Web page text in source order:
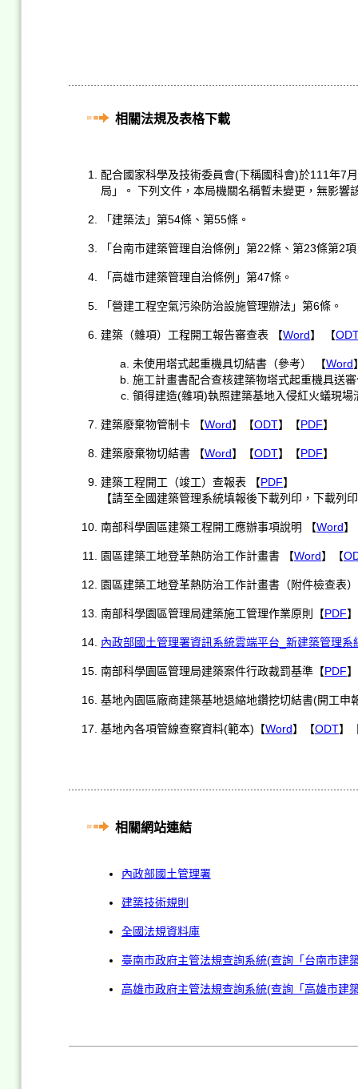
相關法規及表格下載
配合國家科學及技術委員會(下稱國科會)於111年7
局」。 下列文件，本局機關名稱暫未變更，無影響
「建築法」第54條、第55條。
「台南市建築管理自治條例」第22條、第23條第2
「高雄市建築管理自治條例」第47條。
「營建工程空氣污染防治設施管理辦法」第6條。
建築（雜項）工程開工報告審查表 【Word】 【
未使用塔式起重機具切結書（參考） 【Word
施工計畫書配合查核建築物塔式起重機具送
領得建造(雜項)執照建築基地入侵紅火蟻現場
建築廢棄物管制卡 【Word】【ODT】【PDF】
建築廢棄物切結書 【Word】【ODT】【PDF】
建築工程開工（竣工）查報表 【PDF】
【請至全國建築管理系統填報後下載列印，下載列
南部科學園區建築工程開工應辦事項說明 【Word】
園區建築工地登革熱防治工作計畫書 【Word】【
園區建築工地登革熱防治工作計畫書（附件檢查表
南部科學園區管理局建築施工管理作業原則【PDF】
內政部國土管理署資訊系統雲端平台_新建築管理系
南部科學園區管理局建築案件行政裁罰基準【PDF】
基地內園區廠商建築基地退縮地鑽挖切結書(開工申
基地內各項管線查察資料(範本)【Word】【ODT】
相關網站連結
內政部國土管理署
建築技術規則
全國法規資料庫
臺南市政府主管法規查詢系統(查詢「台南市建
高雄市政府主管法規查詢系統(查詢「高雄市建